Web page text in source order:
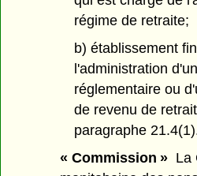
régime de retraite;
b) établissement
l'administration
réglementaire ou
de revenu de
paragraphe
« Commission » La